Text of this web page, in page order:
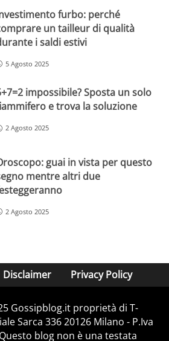
furbo: perché
un tailleur di qualità
i saldi estivi
5 Agosto 2025
impossibile? Sposta un solo
e trova la soluzione
2 Agosto 2025
guai in vista per questo
mentre altri due
2 Agosto 2025
Disclaimer Privacy Policy
Gossipblog.it proprietà di T-
Sarca 336 20126 Milano - P.Iva
blog non è una testata